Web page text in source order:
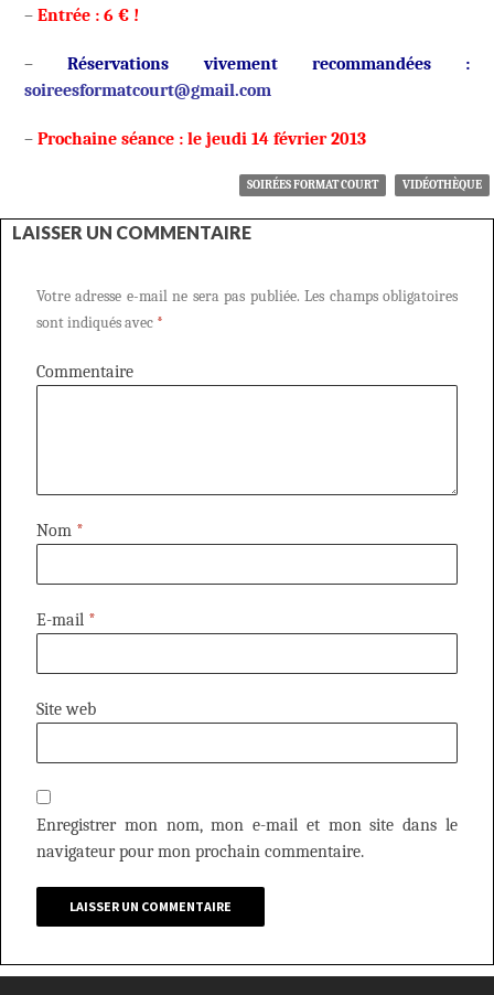
– Entrée : 6 € !
–Réservations vivement recommandées:
soireesformatcourt@gmail.com
– Prochaine séance : le jeudi 14 février 2013
SOIRÉES FORMAT COURT VIDÉOTHÈQUE
LAISSER UN COMMENTAIRE
Votre adresse e-mail ne sera pas publiée. Les champs obligatoires
sont indiqués avec *
Commentaire
Nom *
E-mail *
Site web
Enregistrer mon nom, mon e-mail et mon site dans le
navigateur pour mon prochain commentaire.